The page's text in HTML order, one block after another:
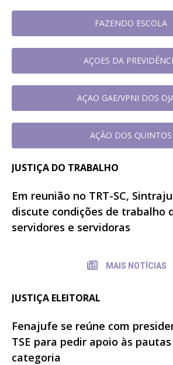
FAZENDO ESCOLA
AÇOES DA
AÇAO GAE/VPNI DOS
AÇÃO DOS QUINTOS
JUSTIÇA DO TRABALHO
Em reunião no TRT-SC,
discute condições de trabalho
servidores e servidoras
MAIS NOTÍCIAS
JUSTIÇA ELEITORAL
Fenajufe se reúne com
TSE para pedir apoio às
categoria